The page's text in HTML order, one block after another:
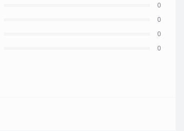
0
0
0
0